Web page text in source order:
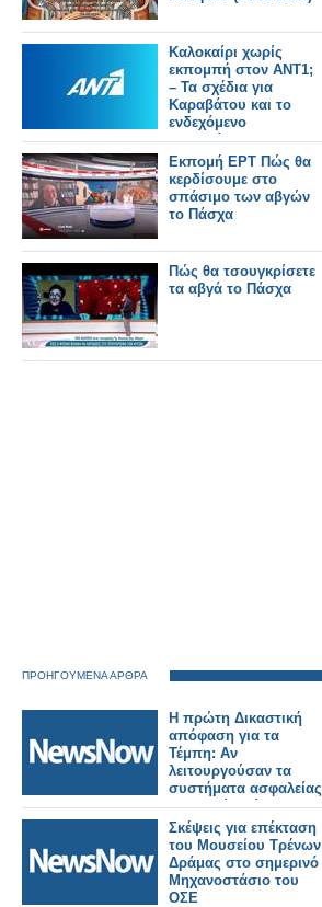
Καλοκαίρι χωρίς
εκπομπή στον ΑΝΤ1;
– Τα σχέδια για
Καραβάτου και το
ενδεχόμενο
Φερεντίνου
Εκπομή ΕΡΤ Πώς θα
κερδίσουμε στο
σπάσιμο των αβγών
το Πάσχα
Πώς θα τσουγκρίσετε
τα αβγά το Πάσχα
ΠΡΟΗΓΟΥΜΕΝΑ ΑΡΘΡΑ
Η πρώτη Δικαστική
απόφαση για τα
Τέμπη: Αν
λειτουργούσαν τα
συστήματα ασφαλείας
δεν θα είχε γίνει
δυστύχημα – Δεν
έπρεπε να γίνονται
δρομολόγια
Σκέψεις για επέκταση
του Μουσείου Τρένων
Δράμας στο σημερινό
Μηχανοστάσιο του
ΟΣΕ